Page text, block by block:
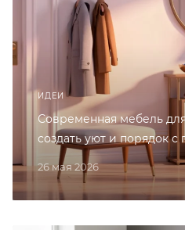
ИДЕИ
26 мая 2026
Современная мебель
создать уют и порядок с